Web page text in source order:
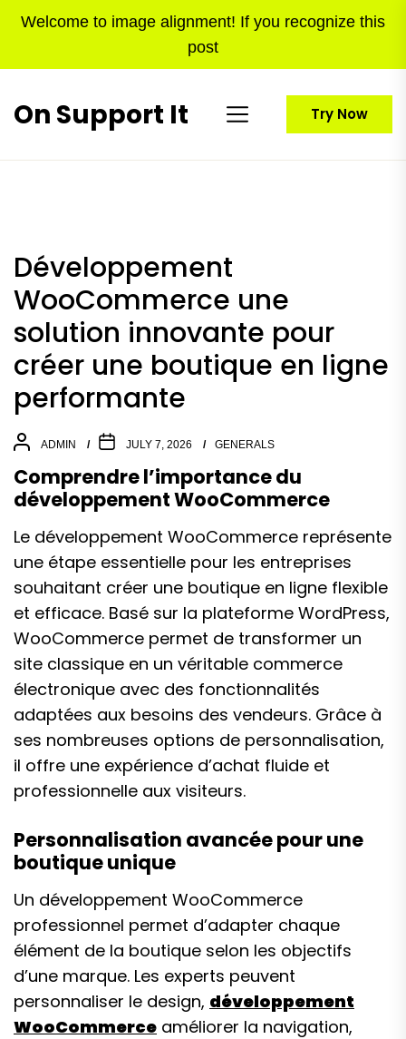
Welcome to image alignment! If you recognize this
post
On Support It Try Now
Développement
WooCommerce une
solution innovante pour
créer une boutique en ligne
performante
ADMIN JULY 7, 2026 GENERALS
Comprendre l’importance du
développement WooCommerce
Le développement WooCommerce représente
une étape essentielle pour les entreprises
souhaitant créer une boutique en ligne flexible
et efficace. Basé sur la plateforme WordPress,
WooCommerce permet de transformer un
site classique en un véritable commerce
électronique avec des fonctionnalités
adaptées aux besoins des vendeurs. Grâce à
ses nombreuses options de personnalisation,
il offre une expérience d’achat fluide et
professionnelle aux visiteurs.
Personnalisation avancée pour une
boutique unique
Un développement WooCommerce
professionnel permet d’adapter chaque
élément de la boutique selon les objectifs
d’une marque. Les experts peuvent
personnaliser le design, développement
WooCommerce améliorer la navigation,